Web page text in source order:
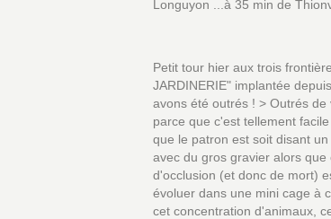
Longuyon ...à 35 min de
Petit tour hier aux trois
JARDINERIE" implantée
avons été outrés ! > Outrés
parce que c'est tellement
que le patron est soit disant
avec du gros gravier alors
d'occlusion (et donc de mort)
évoluer dans une mini cage à
cet concentration d'animaux,